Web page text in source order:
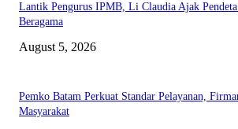
Lantik Pengurus IPMB, Li Claudia Ajak
Beragama
August 5, 2026
Pemko Batam Perkuat Standar Pelayanan,
Masyarakat